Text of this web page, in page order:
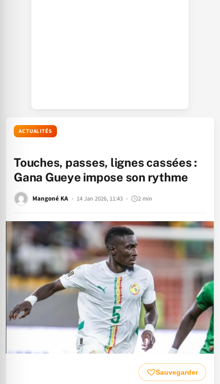
ACTUALITÉS
Touches, passes, lignes cassées :
Gana Gueye impose son rythme
Mangoné KA 14 Jan 2026, 11:43 2 min
Sauvegarder